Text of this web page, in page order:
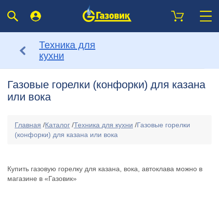
Техника для
кухни
Газовые горелки (конфорки) для казана
или вока
Главная /Каталог /Техника для кухни /Газовые горелки
(конфорки) для казана или вока
Купить газовую горелку для казана, вока, автоклава можно в
магазине в «Газовик»